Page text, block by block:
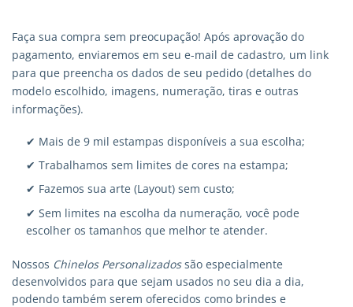
Faça sua compra sem preocupação! Após aprovação do
pagamento, enviaremos em seu e-mail de cadastro, um link
para que preencha os dados de seu pedido (detalhes do
modelo escolhido, imagens, numeração, tiras e outras
informações).
✔ Mais de 9 mil estampas disponíveis a sua escolha;
✔ Trabalhamos sem limites de cores na estampa;
✔ Fazemos sua arte (Layout) sem custo;
✔ Sem limites na escolha da numeração, você pode
escolher os tamanhos que melhor te atender.
Nossos Chinelos Personalizadossão especialmente
desenvolvidos para que sejam usados no seu dia a dia,
podendo também serem oferecidos como brindes e